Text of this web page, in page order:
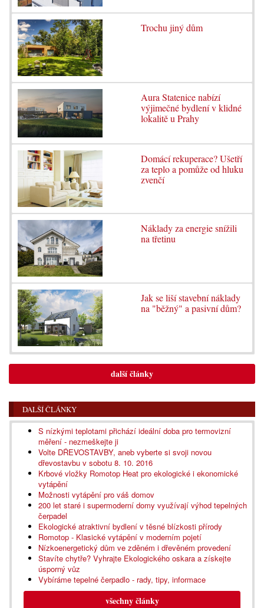
Trochu jiný dům
Aura Statenice nabízí
výjimečné bydlení v klidné
lokalitě u Prahy
Domácí rekuperace? Ušetří
za teplo a pomůže od hluku
zvenčí
Náklady za energie snížili
na třetinu
Jak se liší stavební náklady
na "běžný" a pasivní dům?
další články
DALŠÍ ČLÁNKY
S nízkými teplotami přichází ideální doba pro termovizní
měření - nezmeškejte ji
Volte DŘEVOSTAVBY, aneb vyberte si svoji novou
dřevostavbu v sobotu 8. 10. 2016
Krbové vložky Romotop Heat pro ekologické i ekonomické
vytápění
Možnosti vytápění pro váš domov
200 let staré i supermoderní domy využívají výhod tepelných
čerpadel
Ekologické atraktivní bydlení v těsné blízkosti přírody
Romotop - Klasické vytápění v moderním pojetí
Nízkoenergetický dům ve zděném i dřevěném provedení
Stavíte chytře? Vyhrajte Ekologického oskara a získejte
úsporný vůz
Vybíráme tepelné čerpadlo - rady, tipy, informace
všechny články